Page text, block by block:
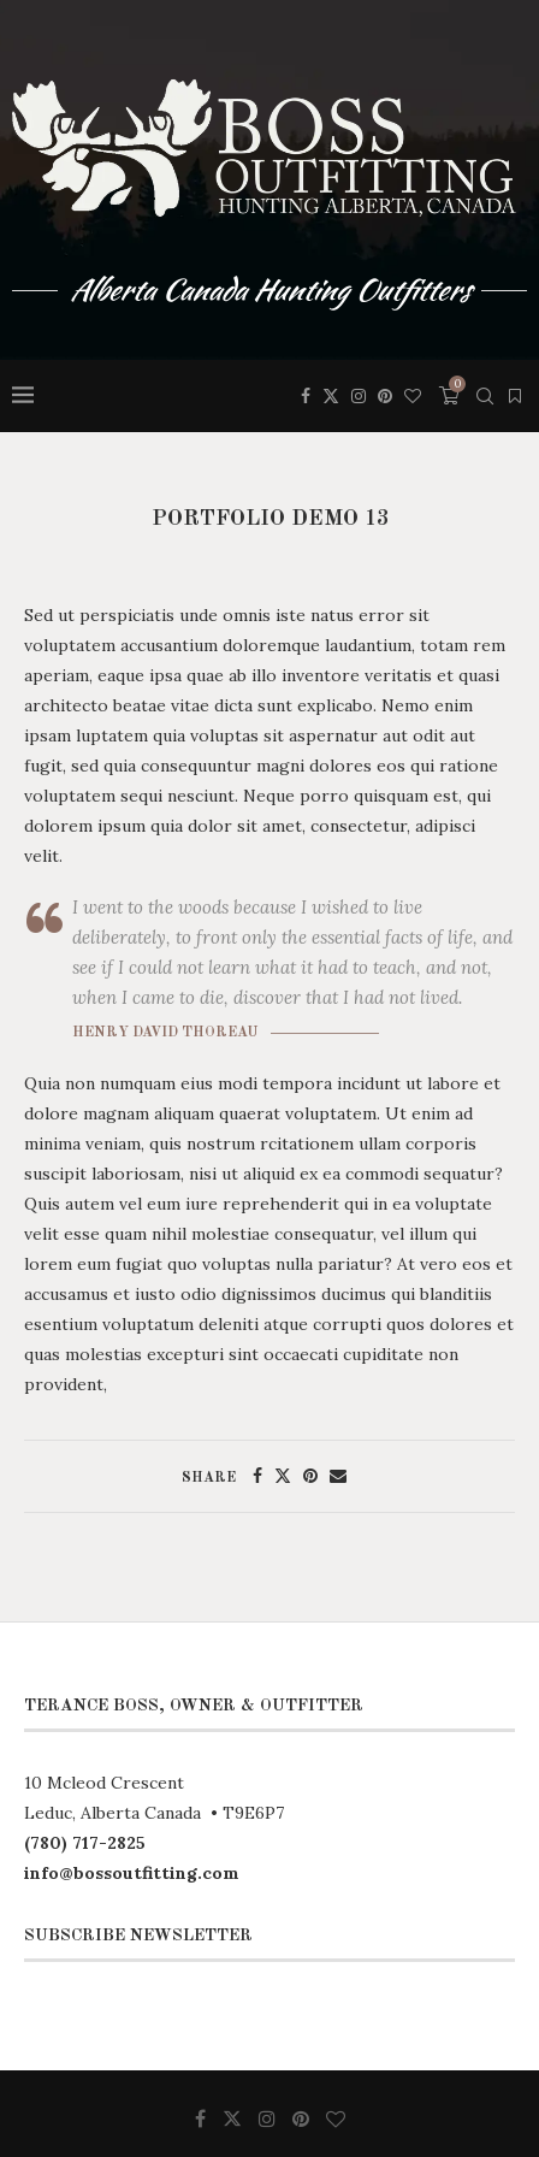
Alberta Canada Hunting Outfitters
0
PORTFOLIO DEMO 13
Sed ut perspiciatis unde omnis iste natus error sit
voluptatem accusantium doloremque laudantium, totam rem
aperiam, eaque ipsa quae ab illo inventore veritatis et quasi
architecto beatae vitae dicta sunt explicabo. Nemo enim
ipsam luptatem quia voluptas sit aspernatur aut odit aut
fugit, sed quia consequuntur magni dolores eos qui ratione
voluptatem sequi nesciunt. Neque porro quisquam est, qui
dolorem ipsum quia dolor sit amet, consectetur, adipisci
velit.
I went to the woods because I wished to live
deliberately, to front only the essential facts of life, and
see if I could not learn what it had to teach, and not,
when I came to die, discover that I had not lived.
HENRY DAVID THOREAU
Quia non numquam eius modi tempora incidunt ut labore et
dolore magnam aliquam quaerat voluptatem. Ut enim ad
minima veniam, quis nostrum rcitationem ullam corporis
suscipit laboriosam, nisi ut aliquid ex ea commodi sequatur?
Quis autem vel eum iure reprehenderit qui in ea voluptate
velit esse quam nihil molestiae consequatur, vel illum qui
lorem eum fugiat quo voluptas nulla pariatur? At vero eos et
accusamus et iusto odio dignissimos ducimus qui blanditiis
esentium voluptatum deleniti atque corrupti quos dolores et
quas molestias excepturi sint occaecati cupiditate non
provident,
SHARE
TERANCE BOSS, OWNER & OUTFITTER
10 Mcleod Crescent
Leduc, Alberta Canada • T9E6P7
(780) 717-2825
info@bossoutfitting.com
SUBSCRIBE NEWSLETTER